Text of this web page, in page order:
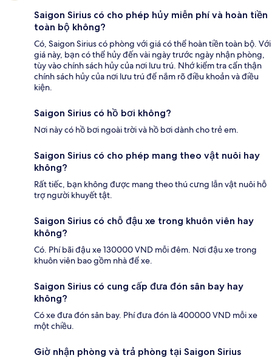
Saigon Sirius có cho phép hủy miễn phí và hoàn tiền
toàn bộ không?
Có, Saigon Sirius có phòng với giá có thể hoàn tiền toàn bộ. Với
giá này, bạn có thể hủy đến vài ngày trước ngày nhận phòng,
tùy vào chính sách hủy của nơi lưu trú. Nhớ kiểm tra cẩn thận
chính sách hủy của nơi lưu trú để nắm rõ điều khoản và điều
kiện.
Saigon Sirius có hồ bơi không?
Nơi này có hồ bơi ngoài trời và hồ bơi dành cho trẻ em.
Saigon Sirius có cho phép mang theo vật nuôi hay
không?
Rất tiếc, bạn không được mang theo thú cưng lẫn vật nuôi hỗ
trợ người khuyết tật.
Saigon Sirius có chỗ đậu xe trong khuôn viên hay
không?
Có. Phí bãi đậu xe 130000 VND mỗi đêm. Nơi đậu xe trong
khuôn viên bao gồm nhà để xe.
Saigon Sirius có cung cấp đưa đón sân bay hay
không?
Có xe đưa đón sân bay. Phí đưa đón là 400000 VND mỗi xe
một chiều.
Giờ nhận phòng và trả phòng tại Saigon Sirius